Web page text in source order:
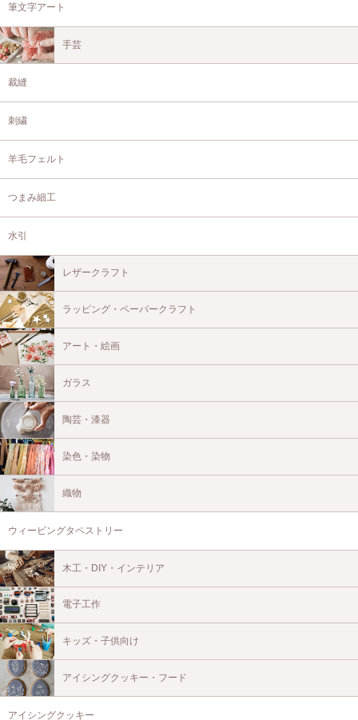
筆文字アート
手芸
裁縫
刺繍
羊毛フェルト
つまみ細工
水引
レザークラフト
ラッピング・ペーパークラフト
アート・絵画
ガラス
陶芸・漆器
染色・染物
織物
ウィービングタペストリー
木工・DIY・インテリア
電子工作
キッズ・子供向け
アイシングクッキー・フード
アイシングクッキー